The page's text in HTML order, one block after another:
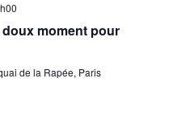
moment pour
de la Rapée, Paris